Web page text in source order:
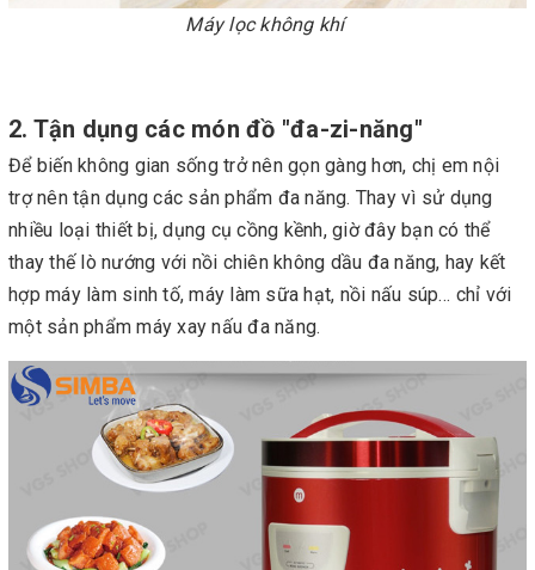
Máy lọc không khí
2. Tận dụng các món đồ "đa-zi-năng"
Để biến không gian sống trở nên gọn gàng hơn, chị em nội
trợ nên tận dụng các sản phẩm đa năng. Thay vì sử dụng
nhiều loại thiết bị, dụng cụ cồng kềnh, giờ đây bạn có thể
thay thế lò nướng với nồi chiên không dầu đa năng, hay kết
hợp máy làm sinh tố, máy làm sữa hạt, nồi nấu súp… chỉ với
một sản phẩm máy xay nấu đa năng.